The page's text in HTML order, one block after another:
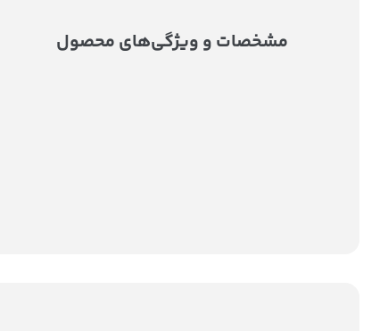
مشخصات و ویژگی‌های محصول